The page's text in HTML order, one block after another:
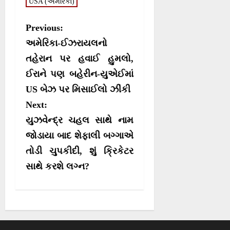
)
P
o
s
t
n
a
v
i
g
i
Previous:
અમેરિકા-ઈઝરાયલનો
તહેરાન પર હવાઈ હુમલો,
ઈરાને પણ બહેરીન-યુએઈમાં
US બેઝ પર મિસાઈલો ઝીંકી
Next:
યુઝવેન્દ્ર ચહલ સાથે નામ
જોડાયા બાદ શેફાલી બગ્ગાએ
તોડી ચુપકીદી, શું ક્રિકેટર
સાથે કરશે લગ્ન?